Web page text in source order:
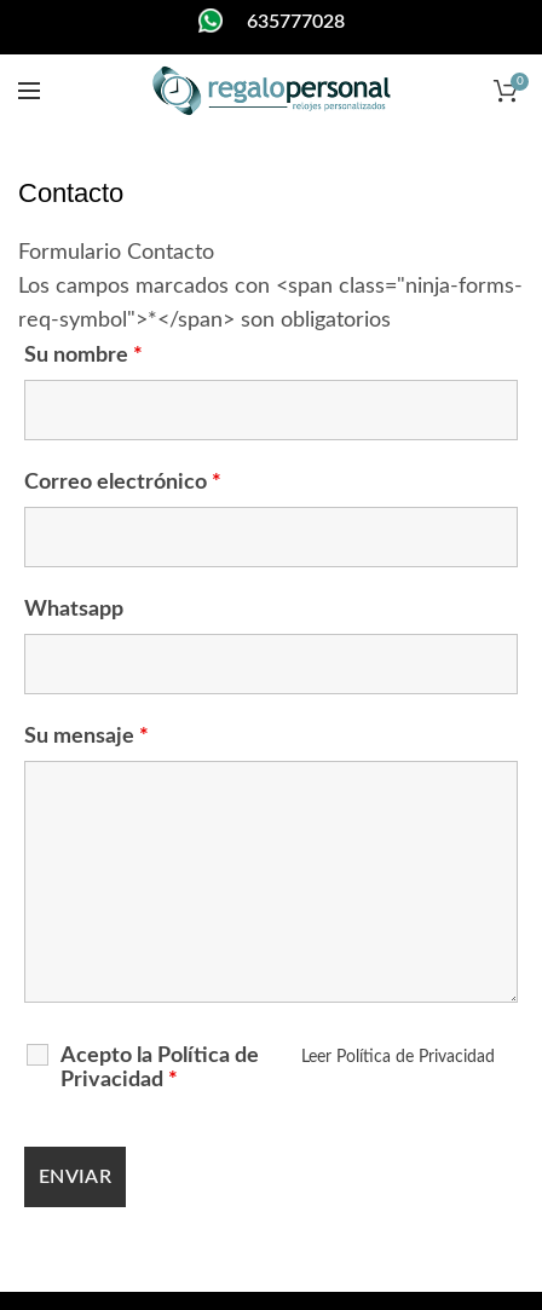
635777028
0
Contacto
Formulario Contacto
Los campos marcados con <span class="ninja-forms-
req-symbol">*</span> son obligatorios
Su nombre *
Correo electrónico *
Whatsapp
Su mensaje *
Acepto la Política de
Privacidad *
Leer Política de Privacidad